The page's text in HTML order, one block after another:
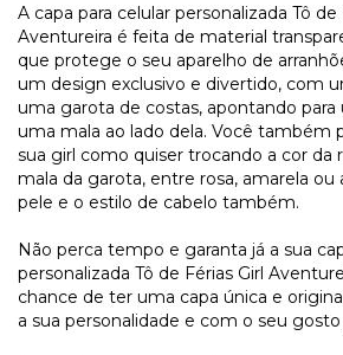
A capa para celular personalizada Tô de
Aventureira é feita de material
que protege o seu aparelho de
um design exclusivo e divertido, com
uma garota de costas, apontando para
uma mala ao lado dela. Você também
sua girl como quiser trocando a cor da
mala da garota, entre rosa, amarela ou
pele e o estilo de cabelo também.
Não perca tempo e garanta já a sua
personalizada Tô de Férias Girl
chance de ter uma capa única e
a sua personalidade e com o seu